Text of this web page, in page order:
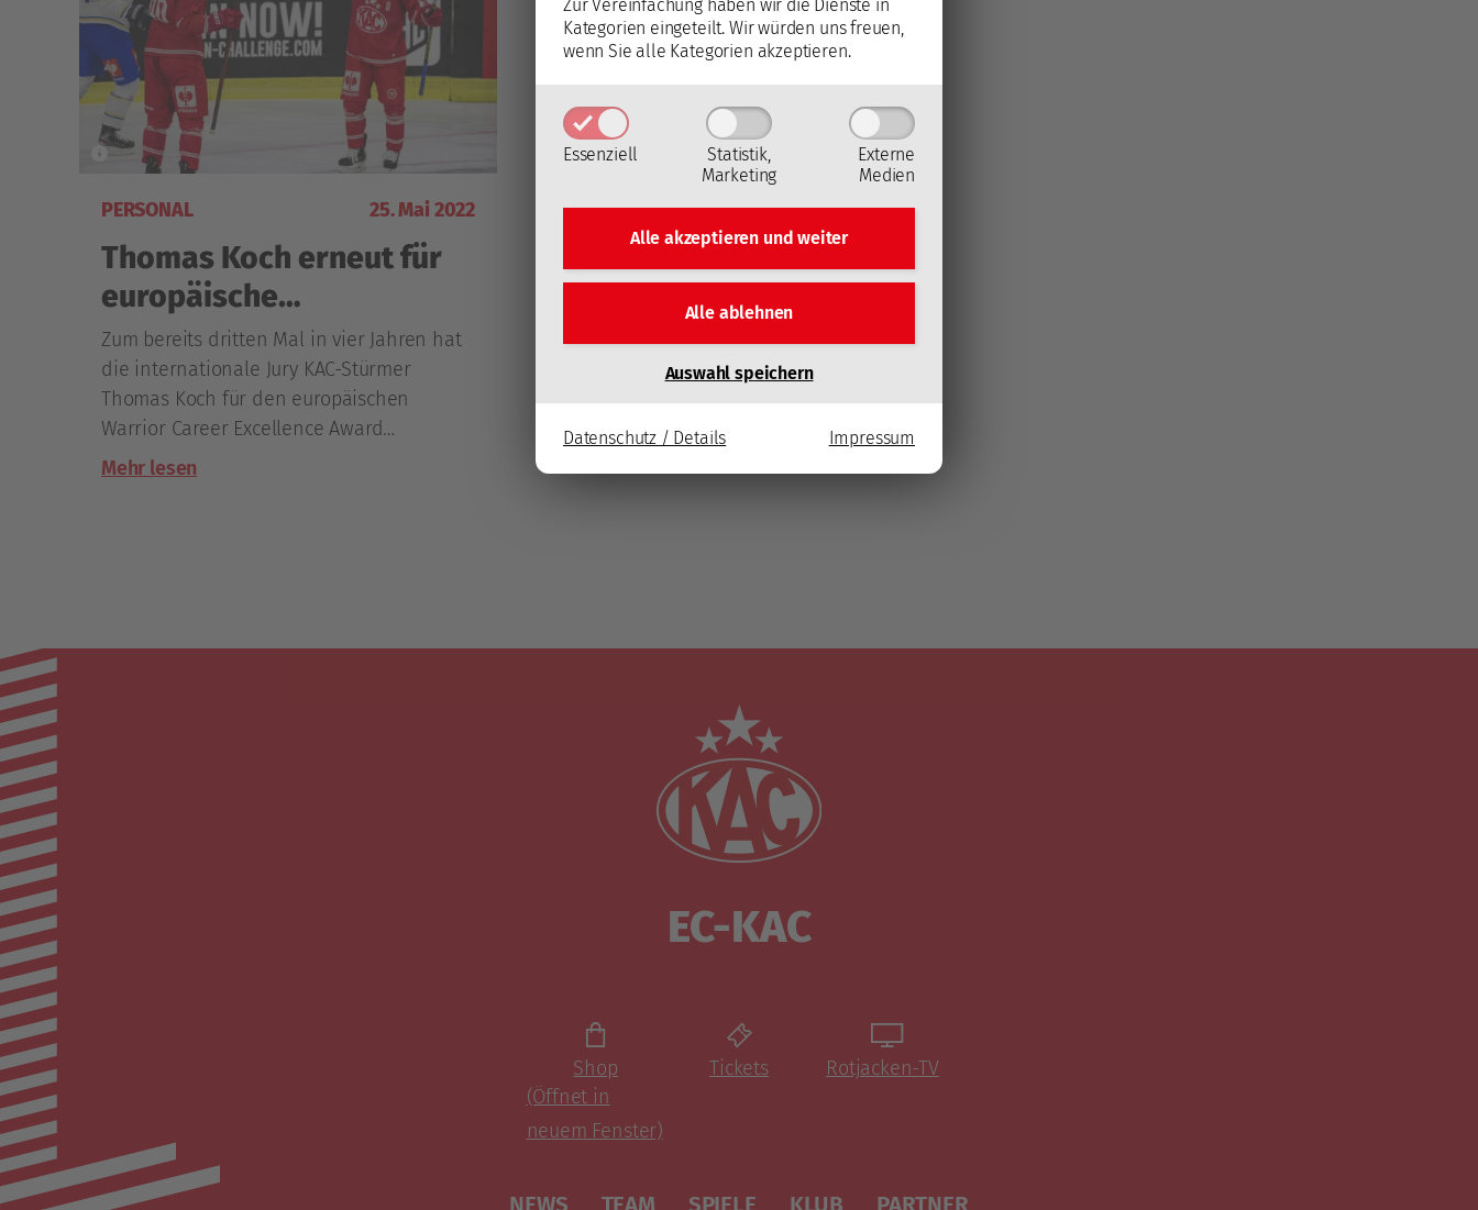
Zur Vereinfachung haben wir die Dienste in
Kategorien eingeteilt. Wir würden uns freuen,
wenn Sie alle Kategorien akzeptieren.
Essenziell
Statistik,
Marketing
Externe
Medien
Alle akzeptieren undweiter
Alle ablehnen
Auswahl speichern
Datenschutz / Details Impressum
PERSONAL 25. Mai 2022
Thomas Koch erneut für
europäische
Auszeichnung nominiert
Zum bereits dritten Mal in vier Jahren hat
die internationale Jury KAC-Stürmer
Thomas Koch für den europäischen
Warrior Career Excellence Award
nominiert.
Mehr lesen
EC-KAC
Shop
(Öffnet in
neuem Fenster)
Tickets Rotjacken-TV
NEWS TEAM SPIELE KLUB PARTNER